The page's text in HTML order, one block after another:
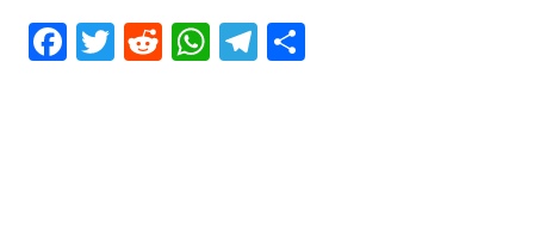
Facebook
Twitter
RedditWhatsApp
Telegram